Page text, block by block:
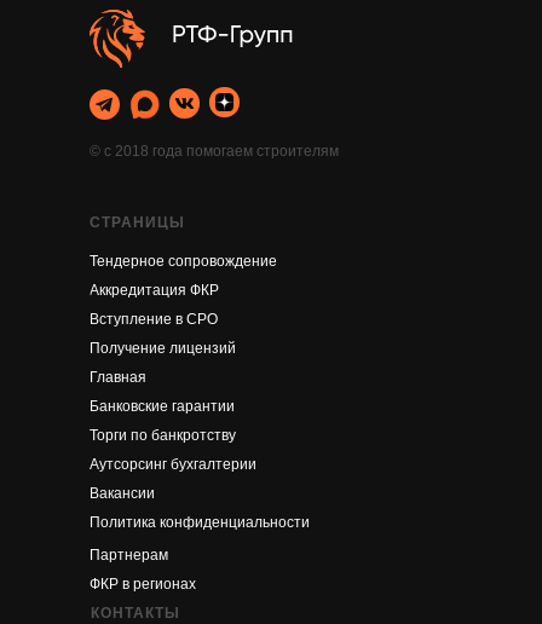
СТРАНИЦЫ
Тендерное сопровождение
Главная
Банковские гарантии
Торги по банкротству
Аутсорсинг бухгалтерии
Вакансии
КОНТАКТЫ
Политика конфиденциальности
© с 2018 года помогаем строителям
Аккредитация ФКР
Вступление в СРО
Получение лицензий
Партнерам
ФКР в регионах